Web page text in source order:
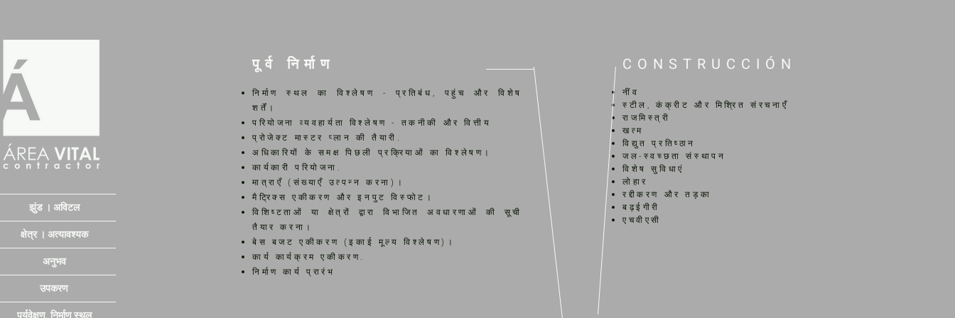
CONSTRUCCIÓN
निर्माण स्थल का विश्लेषण - प्रतिबंध, पहुंच और विशेष
शर्तें।
परियोजना व्यवहार्यता विश्लेषण - तकनीकी और वित्तीय
प्रोजेक्ट मास्टर प्लान की तैयारी.
अधिकारियों के समक्ष पिछली प्रक्रियाओं का विश्लेषण।
कार्यकारी परियोजना.
मात्राएँ (संख्याएँ उत्पन्न करना)।
मैट्रिक्स एकीकरण और इनपुट विस्फोट।
विशिष्टताओं या क्षेत्रों द्वारा विभाजित अवधारणाओं की सूची
तैयार करना।
बेस बजट एकीकरण (इकाई मूल्य विश्लेषण)।
कार्य कार्यक्रम एकीकरण.
निर्माण कार्य प्रारंभ
नींव
स्टील, कंक्रीट और मिश्रित संरचनाएँ
राजमिस्त्री
खत्म
विद्युत प्रतिष्ठान
जल-स्वच्छता संस्थापन
विशेष सुविधाएं
लोहार
रद्दीकरण और तड़का
बढ़ईगीरी
एचवीएसी
पूर्व निर्माण
झुंड । अविटल
क्षेत्र । अत्यावश्यक
अनुभव
उपकरण